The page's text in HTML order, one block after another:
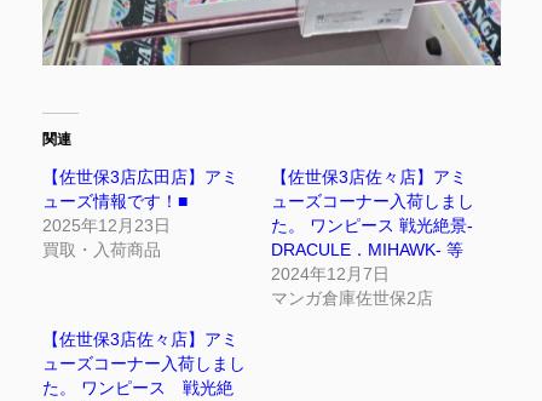
関連
【佐世保3店広田店】アミ
ューズ情報です！■
2025年12月23日
買取・入荷商品
【佐世保3店佐々店】アミ
ューズコーナー入荷しまし
た。 ワンピース 戦光絶景-
DRACULE．MIHAWK- 等
2024年12月7日
マンガ倉庫佐世保2店
【佐世保3店佐々店】アミ
ューズコーナー入荷しまし
た。 ワンピース 戦光絶